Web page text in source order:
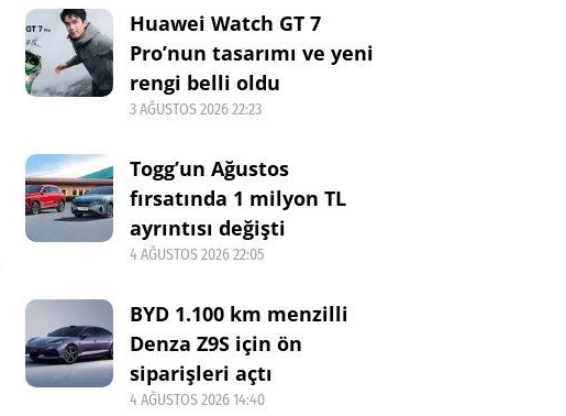
Huawei Watch GT 7
Pro’nun tasarımı ve yeni
rengi belli oldu
3 AĞUSTOS 2026 22:23
Togg’un Ağustos
fırsatında 1 milyon TL
ayrıntısı değişti
4 AĞUSTOS 2026 22:05
BYD 1.100 km menzilli
Denza Z9S için ön
siparişleri açtı
4 AĞUSTOS 2026 14:40